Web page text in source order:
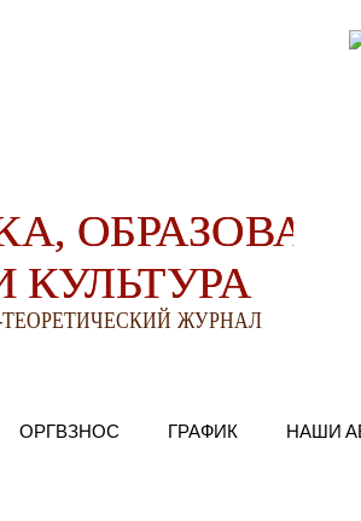
ОРГВЗНОС ГРАФИК НАШИ